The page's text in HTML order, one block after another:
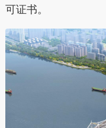
可证书。